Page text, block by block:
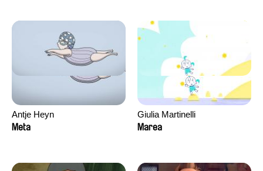
Antje Heyn
Meta
Giulia Martinelli
Marea